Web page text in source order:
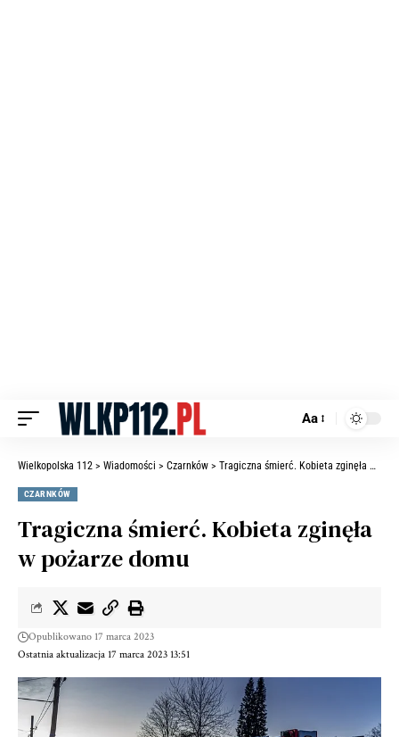
Aa
Wielkopolska 112 > Wiadomości > Czarnków > Tragiczna śmierć. Kobieta zginęła w pożarze domu
CZARNKÓW
Tragiczna śmierć. Kobieta zginęła
w pożarze domu
Ostatnia aktualizacja 17 marca 2023 13:51
Opublikowano 17 marca 2023